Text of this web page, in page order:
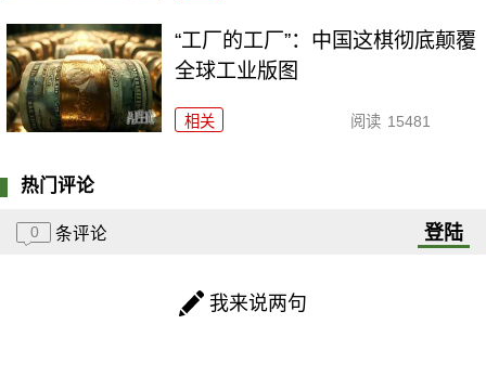
“工厂的工厂”：中国这棋彻底颠覆
全球工业版图
相关 阅读 15481
热门评论
0 条评论 登陆
我来说两句